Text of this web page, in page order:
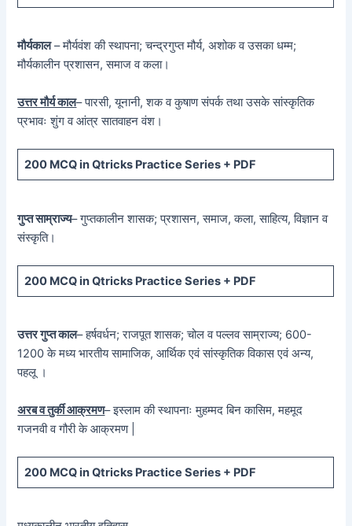
मौर्यकाल– मौर्यवंश की स्थापना; चन्द्रगुप्त मौर्य, अशोक व उसका धम्म;
मौर्यकालीन प्रशासन, समाज व कला।
उत्तर मौर्य काल– पारसी, यूनानी, शक व कुषाण संपर्क तथा उसके सांस्कृतिक
प्रभावः शुंग व आंत्र सातवाहन वंश।
200 MCQ in Qtricks Practice Series + PDF
गुप्त साम्राज्य– गुप्तकालीन शासक; प्रशासन, समाज, कला, साहित्य, विज्ञान व
संस्कृति।
200 MCQ in Qtricks Practice Series + PDF
उत्तर गुप्त काल– हर्षवर्धन; राजपूत शासक; चोल व पल्लव साम्राज्य; 600-
1200 के मध्य भारतीय सामाजिक, आर्थिक एवं सांस्कृतिक विकास एवं अन्य,
पहलू ।
अरब व तुर्की आक्रमण– इस्लाम की स्थापनाः मुहम्मद बिन कासिम, महमूद
गजनवी व गौरी के आक्रमण |
200 MCQ in Qtricks Practice Series + PDF